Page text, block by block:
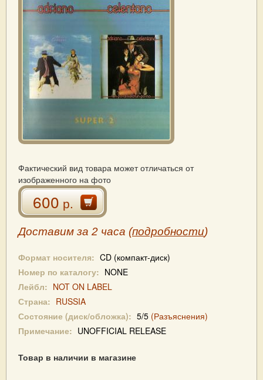
Фактический вид товара может отличаться от
изображенного на фото
600р.
Доставим за 2 часа (подробности)
Формат носителя: CD (компакт-диск)
Номер по каталогу: NONE
Лейбл: NOT ON LABEL
Страна: RUSSIA
Состояние (диск/обложка): 5/5 (Разъяснения)
Примечание: UNOFFICIAL RELEASE
Товар в наличии в магазине